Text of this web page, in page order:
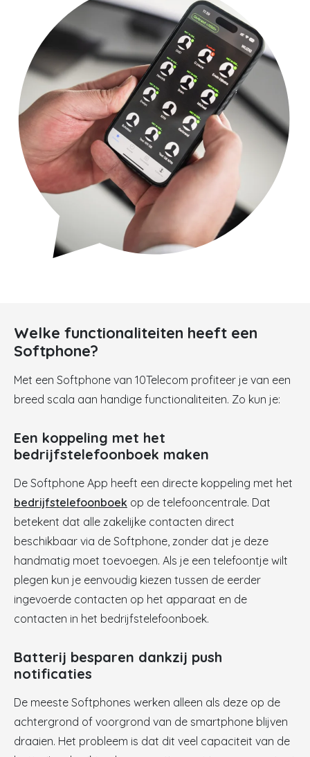
Welke functionaliteiten heeft een
Softphone?
Met een Softphone van 10Telecom profiteer je van een
breed scala aan handige functionaliteiten. Zo kun je:
Een koppeling met het
bedrijfstelefoonboek maken
De Softphone App heeft een directe koppeling met het
bedrijfstelefoonboek op de telefooncentrale. Dat
betekent dat alle zakelijke contacten direct
beschikbaar via de Softphone, zonder dat je deze
handmatig moet toevoegen. Als je een telefoontje wilt
plegen kun je eenvoudig kiezen tussen de eerder
ingevoerde contacten op het apparaat en de
contacten in het bedrijfstelefoonboek.
Batterij besparen dankzij push
notificaties
De meeste Softphones werken alleen als deze op de
achtergrond of voorgrond van de smartphone blijven
draaien. Het probleem is dat dit veel capaciteit van de